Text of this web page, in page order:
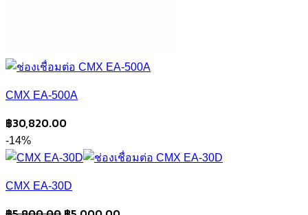
CMX EA-500A
฿30,820.00
-14%
CMX EA-30D